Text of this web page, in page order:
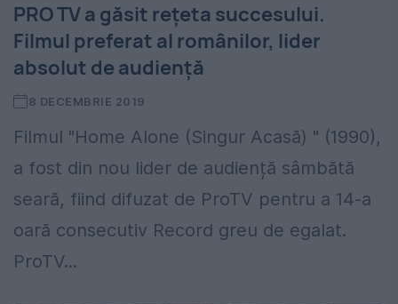
PRO TV a găsit rețeta succesului.
Filmul preferat al românilor, lider
absolut de audiență
8 DECEMBRIE 2019
Filmul "Home Alone (Singur Acasă) " (1990),
a fost din nou lider de audiență sâmbătă
seară, fiind difuzat de ProTV pentru a 14-a
oară consecutiv Record greu de egalat.
ProTV...